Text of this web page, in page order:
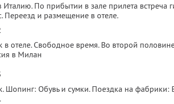
Италию. По прибытии в зале прилета встреча
Переезд и размещение в отеле.
в отеле. Свободное время. Во второй
в Милан
Шопинг: Обувь и сумки. Поездка на